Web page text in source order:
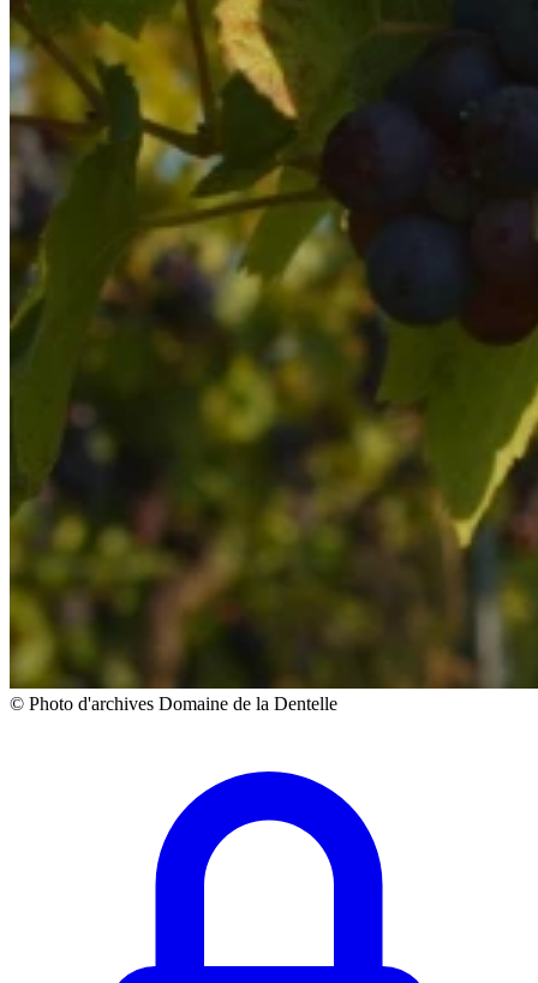
© Photo d'archives Domaine de la Dentelle